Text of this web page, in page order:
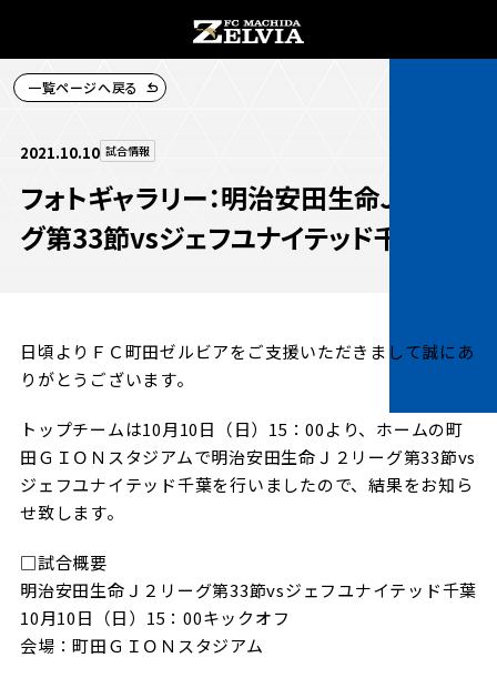
TOPチーム
試合情報
チケット
ファンクラブ
グッズ
試合情報
試合データ
試合日程・結果
順位表・ゴールランキング
観戦する
観戦するトップ
チケット購入
クラブを知る
クラブを知るトップ
ＦＣ町田ゼルビアについて
ファンになる
ファンになるトップ
一覧ページへ戻る
2021.10.10 試合情報
フォトギャラリー：明治安田生命Ｊ２リー
グ第33節vsジェフユナイテッド千葉
日頃よりＦＣ町田ゼルビアをご支援いただきまして誠にあ
りがとうございます。
トップチームは10月10日（日）15：00より、ホームの町
田ＧＩＯＮスタジアムで明治安田生命Ｊ２リーグ第33節vs
ジェフユナイテッド千葉を行いましたので、結果をお知ら
せ致します。
□試合概要
明治安田生命Ｊ２リーグ第33節vsジェフユナイテッド千葉
10月10日（日）15：00キックオフ
会場：町田ＧＩＯＮスタジアム